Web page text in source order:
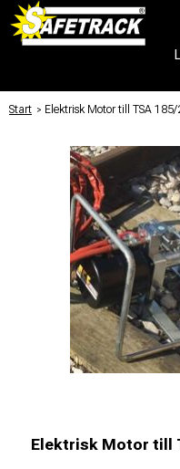
Start / Elektrisk Motor till TSA
Elektrisk Motor till